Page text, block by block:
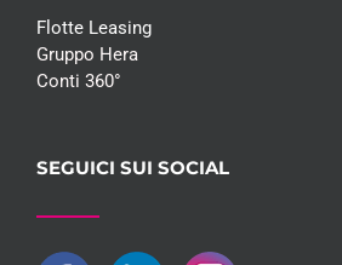
Flotte Leasing
Gruppo Hera
Conti 360°
SEGUICI SUI SOCIAL